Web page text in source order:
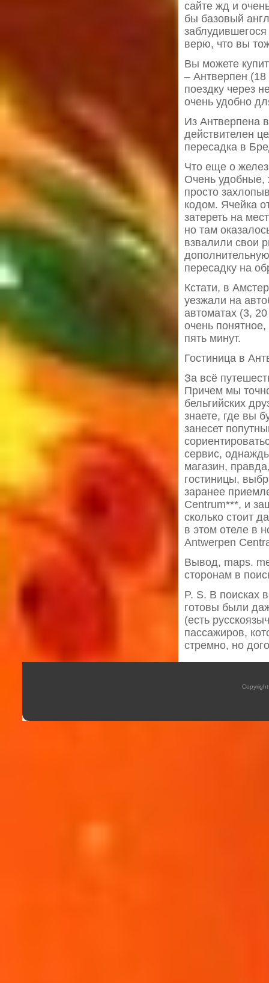
сайте жд и
бы базовый
верю, что вы
Вы можете
– Антверпен
поездку через
очень удобно
Из Антверпена
действителен
пересадка в
Что еще о
Очень удобные,
просто
кодом. Ячейка
затереть на
но там
взвалили свои
пересадку на
Кстати, в
уезжали на
автоматах (3,
очень
пять минут.
Гостиница в
За всё
Причем мы
бельгийских
знаете, где вы
занесет
сервис,
магазин,
гостиницы,
заранее
Centrum***, и
сколько стоит
в этом отеле в
Antwerpen
Вывод, maps.
сторонам в
P. S. В поисках
готовы были
(есть
пассажиров,
стремно, но